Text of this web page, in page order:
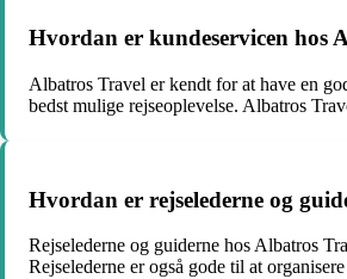
Hvordan er kundeservicen hos
Albatros Travel er kendt for at have en
bedst mulige rejseoplevelse. Albatros
Hvordan er rejselederne og
Rejselederne og guiderne hos Albatros
Rejselederne er også gode til at